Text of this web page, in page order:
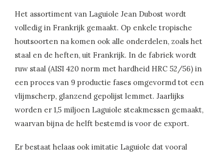
Het assortiment van Laguiole Jean Dubost wordt
volledig in Frankrijk gemaakt. Op enkele tropische
houtsoorten na komen ook alle onderdelen, zoals het
staal en de heften, uit Frankrijk. In de fabriek wordt
ruw staal (AISI 420 norm met hardheid HRC 52/56) in
een proces van 9 productie fases omgevormd tot een
vlijmscherp, glanzend gepolijst lemmet. Jaarlijks
worden er 1,5 miljoen Laguiole steakmessen gemaakt,
waarvan bijna de helft bestemd is voor de export.
Er bestaat helaas ook imitatie Laguiole dat vooral